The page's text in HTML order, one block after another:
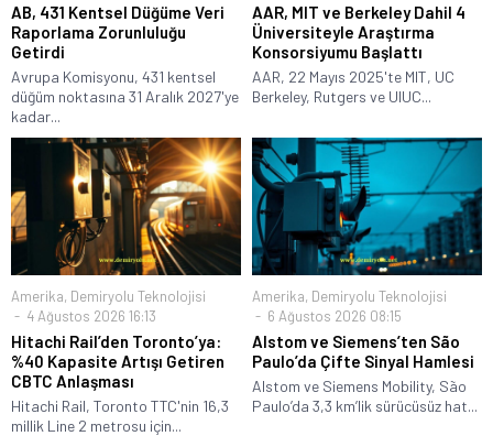
AB, 431 Kentsel Düğüme Veri
Raporlama Zorunluluğu
Getirdi
Avrupa Komisyonu, 431 kentsel
düğüm noktasına 31 Aralık 2027'ye
kadar...
AAR, MIT ve Berkeley Dahil 4
Üniversiteyle Araştırma
Konsorsiyumu Başlattı
AAR, 22 Mayıs 2025'te MIT, UC
Berkeley, Rutgers ve UIUC...
Amerika, Demiryolu Teknolojisi
4 Ağustos 2026 16:13
Hitachi Rail’den Toronto’ya:
%40 Kapasite Artışı Getiren
CBTC Anlaşması
Hitachi Rail, Toronto TTC'nin 16,3
millik Line 2 metrosu için...
Amerika, Demiryolu Teknolojisi
6 Ağustos 2026 08:15
Alstom ve Siemens’ten São
Paulo’da Çifte Sinyal Hamlesi
Alstom ve Siemens Mobility, São
Paulo’da 3,3 km’lik sürücüsüz hat...